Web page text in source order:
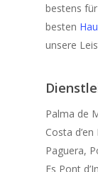
bestens
besten
unsere
Palma de
Costa
Paguera,
Es Pont